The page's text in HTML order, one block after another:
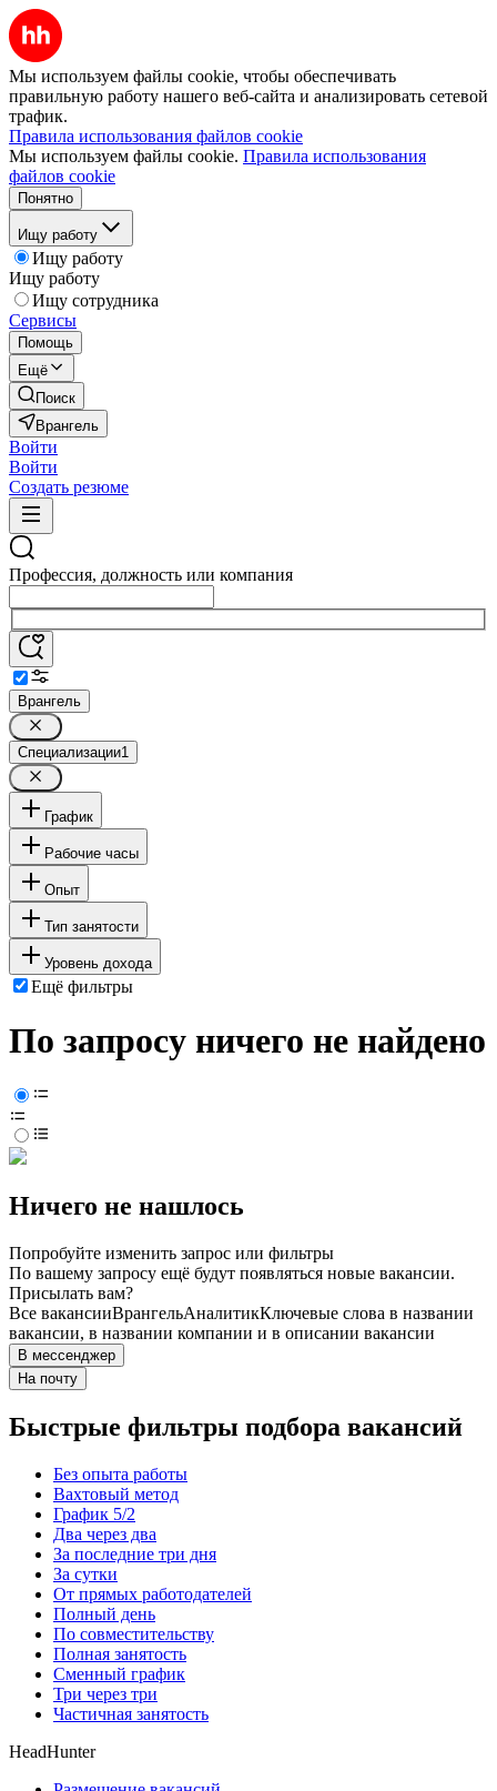
Мы используем файлы cookie, чтобы обеспечивать
правильную работу нашего веб-сайта и анализировать сетевой
трафик.
Правила использования файлов cookie
Мы используем файлы cookie. Правила использования
файлов cookie
Понятно
Ищу работу
Ищу работу
Ищу работу
Ищу сотрудника
Сервисы
Помощь
Ещё
Поиск
Врангель
Войти
Войти
Создать резюме
Профессия, должность или компания
Врангель
Специализации1
График
Рабочие часы
Опыт
Тип занятости
Уровень дохода
Ещё фильтры
По запросу ничего не найдено
Ничего не нашлось
Попробуйте изменить запрос или фильтры
По вашему запросу ещё будут появляться новые вакансии.
Присылать вам?
Все вакансииВрангельАналитикКлючевые слова в названии
вакансии, в названии компании и в описании вакансии
В мессенджер
На почту
Быстрые фильтры подбора вакансий
Без опыта работы
Вахтовый метод
График 5/2
Два через два
За последние три дня
За сутки
От прямых работодателей
Полный день
По совместительству
Полная занятость
Сменный график
Три через три
Частичная занятость
HeadHunter